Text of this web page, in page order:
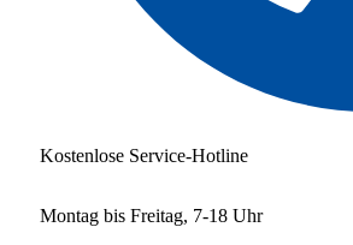
Kostenlose Service-Hotline
Montag bis Freitag, 7-18 Uhr